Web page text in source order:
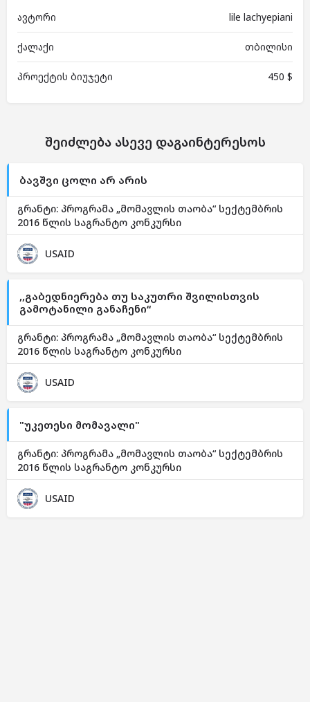
ავტორი
lile lachyepiani
ქალაქი თბილისი
პროექტის ბიუჯეტი 450 $
შეიძლება ასევე დაგაინტერესოს
ბავშვი ცოლი არ არის
გრანტი: პროგრამა „მომავლის თაობა“ სექტემბრის
2016 წლის საგრანტო კონკურსი
USAID
,,გაბედნიერება თუ საკუთრი შვილისთვის
გამოტანილი განაჩენი“
გრანტი: პროგრამა „მომავლის თაობა“ სექტემბრის
2016 წლის საგრანტო კონკურსი
USAID
"უკეთესი მომავალი"
გრანტი: პროგრამა „მომავლის თაობა“ სექტემბრის
2016 წლის საგრანტო კონკურსი
USAID